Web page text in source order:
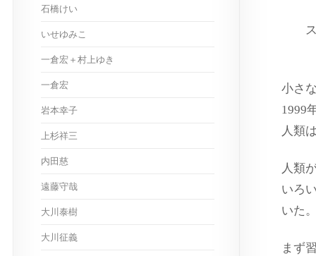
ス
小さ
1999
人類
人類
いろ
いた
まず
石橋けい
いせゆみこ
一倉宏＋村上ゆき
一倉宏
岩本幸子
上杉祥三
内田慈
遠藤守哉
大川泰樹
大川征義